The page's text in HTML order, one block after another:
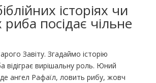
історіях чи
посідає чільне
Завіту. Згадаймо історію
відіграє вирішальну роль. Юний
ангел Рафаїл, ловить рибу, жовч